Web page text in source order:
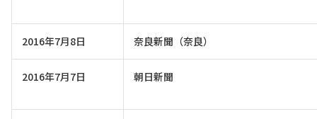
2016年7月8日 奈良新聞（奈良）
2016年7月7日 朝日新聞